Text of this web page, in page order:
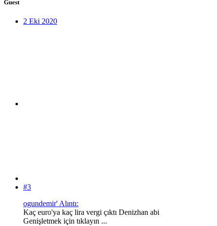
Guest
2 Eki 2020
#3
ogundemir' Alıntı:
Kaç euro'ya kaç lira vergi çıktı Denizhan abi
Genişletmek için tıklayın ...